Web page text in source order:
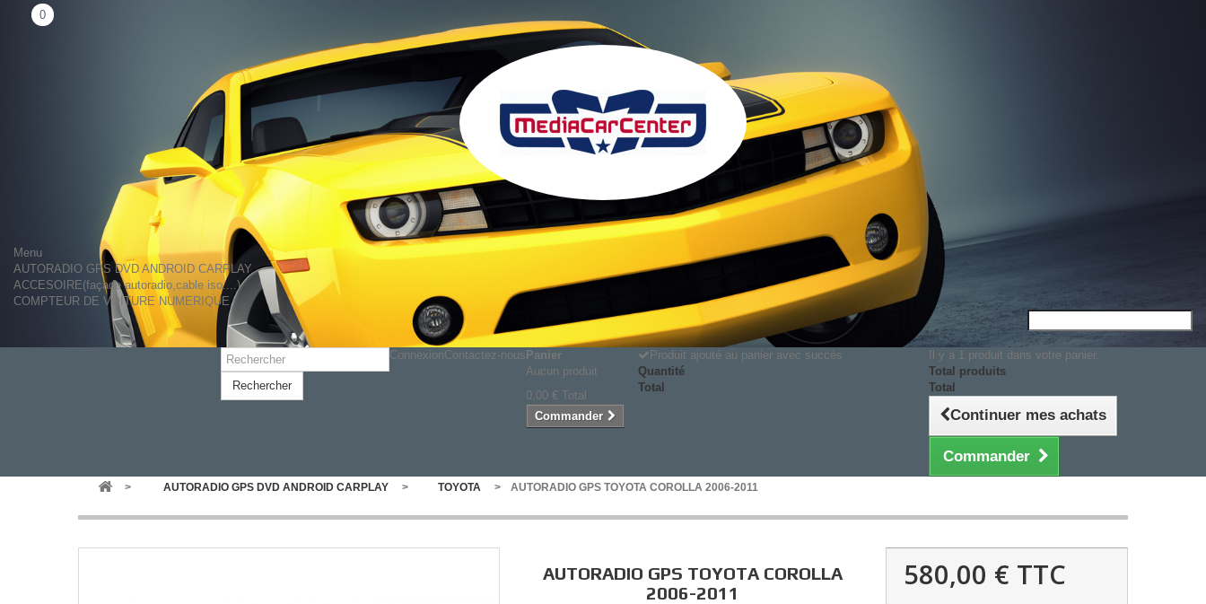
Menu
AUTORADIO GPS DVD ANDROID CARPLAY
ACCESOIRE(façade autoradio,cable iso....)
COMPTEUR DE VOITURE NUMERIQUE
Rechercher
ConnexionContactez-nous Panier
0
Aucun produit
0,00 € Total
Commander
Produit ajouté au panier avec succès
Quantité
Total
Il y a 1 produit dans votre panier.
Total produits
Total
Continuer mes achats
Commander
> AUTORADIO GPS DVD ANDROID CARPLAY > TOYOTA > AUTORADIO GPS TOYOTA COROLLA 2006-2011
AUTORADIO GPS TOYOTA COROLLA
2006-2011
580,00 € TTC